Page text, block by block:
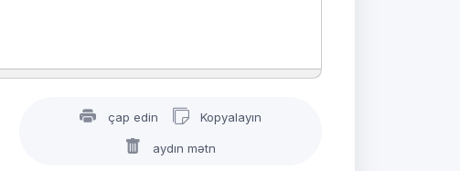
çap edin Kopyalayın
aydın mətn